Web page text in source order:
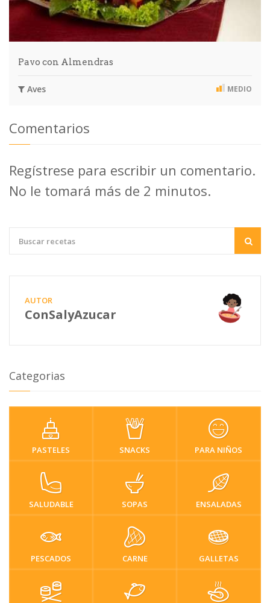
Pavo con Almendras
Aves MEDIO
Comentarios
Regístrese para escribir un comentario.
No le tomará más de 2 minutos.
AUTOR
ConSalyAzucar
Categorias
PASTELES SNACKS PARA NIÑOS
SALUDABLE SOPAS ENSALADAS
PESCADOS CARNE GALLETAS